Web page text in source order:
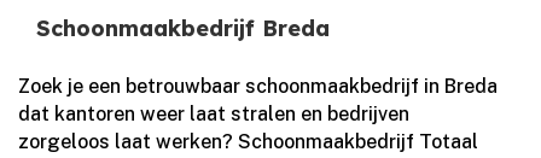
Schoonmaakbedrijf Breda
Zoek je een betrouwbaar schoonmaakbedrijf in Breda
dat kantoren weer laat stralen en bedrijven
zorgeloos laat werken? Schoonmaakbedrijf Totaal